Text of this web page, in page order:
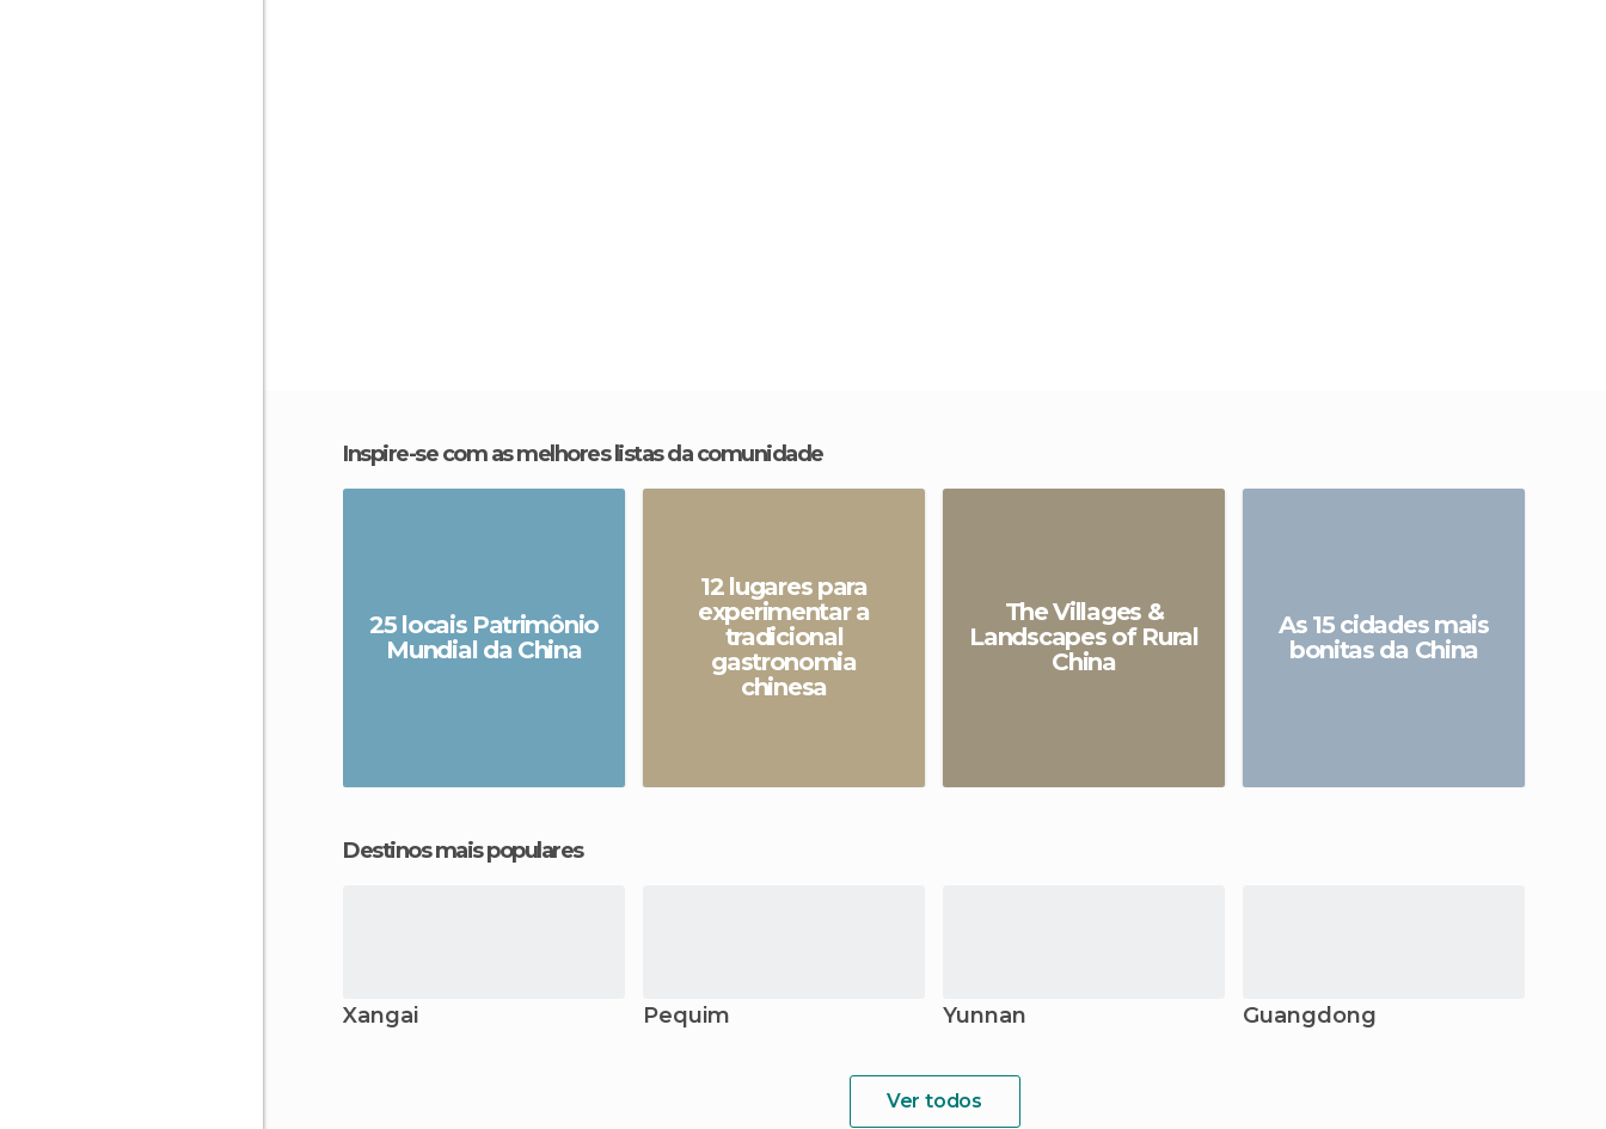
Inspire-se com as melhores listas da comunidade
25 locais Patrimônio
Mundial da China
12 lugares para
experimentar a
tradicional
gastronomia
chinesa
The Villages &
Landscapes of Rural
China
As 15 cidades mais
bonitas da China
Destinos mais populares
Xangai Pequim Yunnan Guangdong
Ver todos